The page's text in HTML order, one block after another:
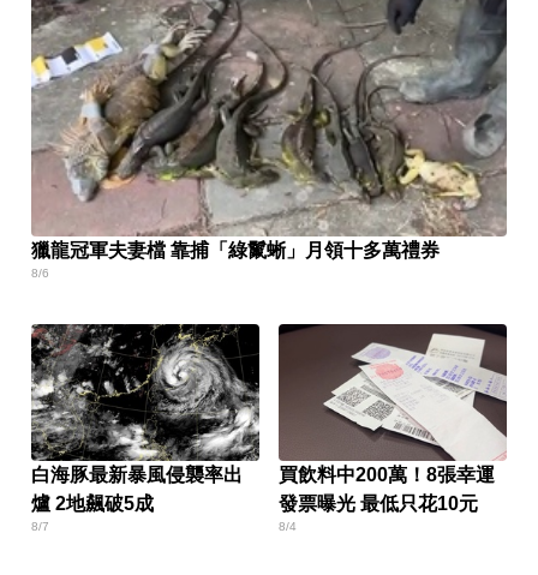
獵龍冠軍夫妻檔 靠捕「綠鬣蜥」月領十多萬禮券
8/6
白海豚最新暴風侵襲率出
爐 2地飆破5成
8/7
買飲料中200萬！8張幸運
發票曝光 最低只花10元
8/4